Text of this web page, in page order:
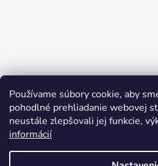
Používame súbory cookie, aby
pohodlné prehliadanie webovej
neustále zlepšovali jej funkcie,
informácií
Sledovať na